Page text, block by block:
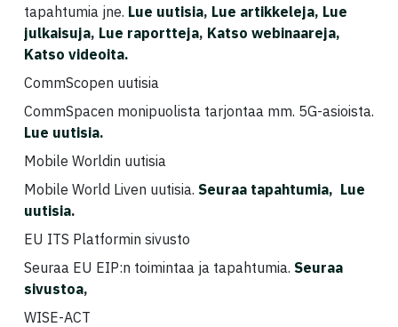
tapahtumia jne. Lue uutisia, Lue artikkeleja, Lue
julkaisuja, Lue raportteja, Katso webinaareja,
Katso videoita.
CommScopen uutisia
CommSpacen monipuolista tarjontaa mm. 5G-asioista.
Lue uutisia.
Mobile Worldin uutisia
Mobile World Liven uutisia. Seuraa tapahtumia, Lue
uutisia.
EU ITS Platformin sivusto
Seuraa EU EIP:n toimintaa ja tapahtumia. Seuraa
sivustoa,
WISE-ACT